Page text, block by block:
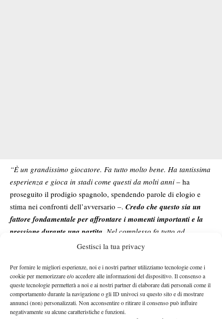
Gestisci la tua privacy
Per fornire le migliori esperienze, noi e i nostri partner utilizziamo tecnologie come i
cookie per memorizzare e/o accedere alle informazioni del dispositivo. Il consenso a
queste tecnologie permetterà a noi e ai nostri partner di elaborare dati personali come il
comportamento durante la navigazione o gli ID univoci su questo sito e di mostrare
annunci (non) personalizzati. Non acconsentire o ritirare il consenso può influire
negativamente su alcune caratteristiche e funzioni.
“È un grandissimo giocatore. Fa tutto molto bene. Ha tantissima
esperienza e gioca in stadi come questi da molti anni – ha
proseguito il prodigio spagnolo, spendendo parole di elogio e
stima nei confronti dell’avversario –. Credo che questo sia un
fattore fondamentale per affrontare i momenti importanti e la
pressione durante una partita. Nel complesso fa tutto ad
altissimo livello. Se un giorno voglio arrivare a quel livello, so
E per il madrileno è proprio lui il favorito per la vittoria finale: “
lui il favorito, ma deve ancora vincere altre due partite.Tutti i
giocatori che saranno in semifinale venerdì avranno le stesse
possibilità. Se sono arrivati fin lì significa che hanno ottenuto